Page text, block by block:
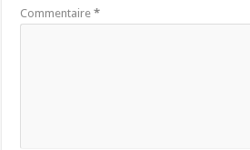
Commentaire*